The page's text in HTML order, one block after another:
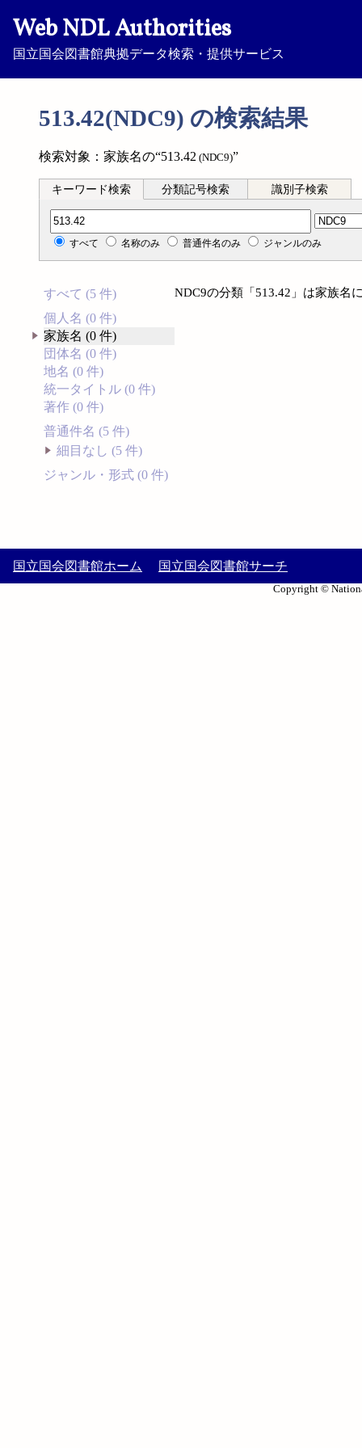
Web NDL Authorities
国立国会図書館典拠データ検索・提供サービス
513.42(NDC9) の検索結果
検索対象：家族名の“513.42 (NDC9)”
キーワード検索 分類記号検索 識別子検索
分類記号検索
すべて 名称のみ 普通件名のみ ジャンルのみ
すべて (5 件)
個人名 (0 件)
家族名 (0 件)
団体名 (0 件)
地名 (0 件)
統一タイトル (0 件)
著作 (0 件)
普通件名 (5 件)
細目なし (5 件)
ジャンル・形式 (0 件)
NDC9の分類「513.42」は家族名
国立国会図書館ホーム 国立国会図書館サーチ
Copyright ©